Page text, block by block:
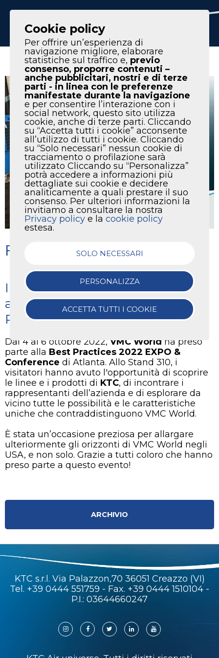
Fiera Atlanta 2022
Il successo di VMC World
all'EXPO & Conference Best
Practices 2022
Dal 4 al 6 ottobre 2022, VMC World ha preso
parte alla Best Practices 2022 EXPO &
Conference di Atlanta. Allo Stand 310, i
visitatori hanno avuto l'opportunità di scoprire
le linee e i prodotti di KTC, di incontrare i
rappresentanti dell’azienda e di esplorare da
vicino tutte le possibilità e le caratteristiche
uniche che contraddistinguono VMC World.
È stata un’occasione preziosa per allargare
ulteriormente gli orizzonti di VMC World negli
USA, e non solo. Grazie a tutti coloro che hanno
preso parte a questo evento!
ARCHIVIO
KTC s.r.l. Via Palazzon,70 36051 Creazzo (VI)
Tel. +39 0444 551759 - Fax. +39 0444 1510104 -
P.I.: 03644660247
Cookie policy
Per offrire un’esperienza di
navigazione migliore, elaborare
statistiche sul traffico e, previo
consenso, proporre contenuti –
anche pubblicitari, nostri e di terze
parti - in linea con le preferenze
manifestate durante la navigazione
e per consentire l’interazione con i
social network, questo sito utilizza
cookie, anche di terze parti. Cliccando
su “Accetta tutti i cookie” acconsente
all’utilizzo di tutti i cookie. Cliccando
su “Solo necessari” nessun cookie di
tracciamento o profilazione sarà
utilizzato Cliccando su “Personalizza”
potrà accedere a informazioni più
dettagliate sui cookie e decidere
analiticamente a quali prestare il suo
consenso. Per ulteriori informazioni la
invitiamo a consultare la nostra
Privacy policy e la cookie policy
estesa.
SOLO NECESSARI
PERSONALIZZA
ACCETTA TUTTI I COOKIE